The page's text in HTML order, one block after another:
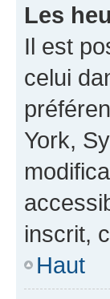
Les
Il est
celui
York,
inscrit,
Haut